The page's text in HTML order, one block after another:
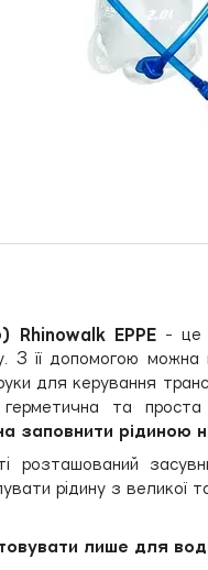
Rhinowalk EPPE - це
З її допомогою можна
для керування
та
заповнити рідиною
розташований
рідину з великої
лише для